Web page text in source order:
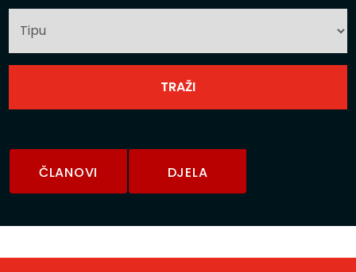
ČLANOVI DJELA